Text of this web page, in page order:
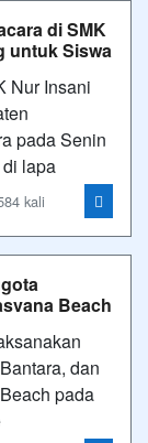
di SMK
untuk Siswa
Nur Insani
pada Senin
lapa
kali
Beach
dan
pada